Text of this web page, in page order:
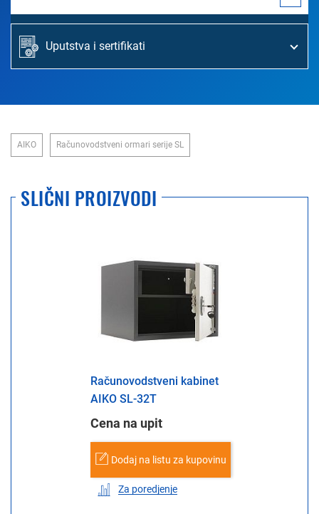
Uputstva i sertifikati
AIKO Računovodstveni ormari serije SL
SLIČNI PROIZVODI
Računovodstveni kabinet
AIKO SL-32Т
Cena na upit
Dodaj na listu za kupovinu
Za poredjenje